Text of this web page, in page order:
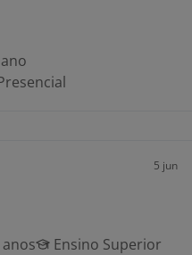
5 jun
Ensino Superior